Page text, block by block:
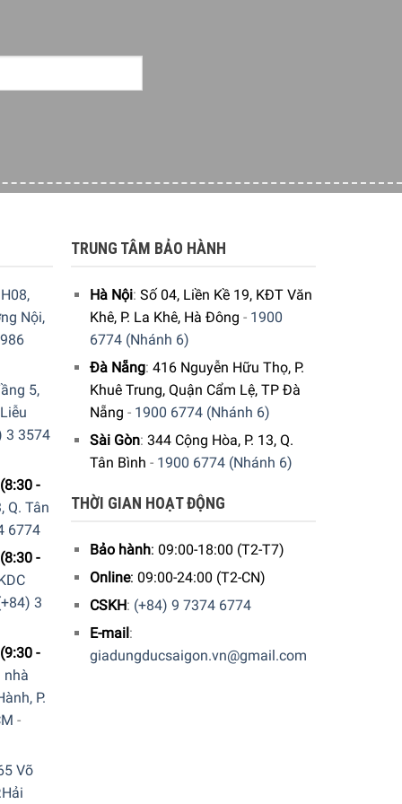
Nội,
5,
3 3574
-
Q. Tân
6774
-
3
-
nhà
P.
-
Võ
TRUNG TÂM BẢO HÀNH
Hà Nội: Số 04, Liền Kề 19, KĐT Văn
Khê, P. La Khê, Hà Đông - 1900
6774 (Nhánh 6)
Đà Nẵng: 416 Nguyễn Hữu Thọ, P.
Khuê Trung, Quận Cẩm Lệ, TP Đà
Nẵng - 1900 6774 (Nhánh 6)
Sài Gòn: 344 Cộng Hòa, P. 13, Q.
Tân Bình - 1900 6774 (Nhánh 6)
THỜI GIAN HOẠT ĐỘNG
Bảo hành: 09:00-18:00 (T2-T7)
Online: 09:00-24:00 (T2-CN)
CSKH: (+84) 9 7374 6774
E-mail:
giadungducsaigon.vn@gmail.com